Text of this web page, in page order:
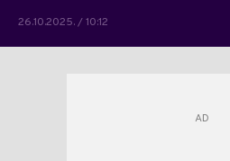
26.10.2025. / 10:12